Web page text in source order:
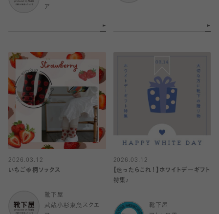
ア
2026.03.12
いちご🍓柄ソックス
靴下屋
武蔵小杉東急スクエ
2026.03.12
【迷ったらこれ！】ホワイトデーギフト
特集♪
靴下屋